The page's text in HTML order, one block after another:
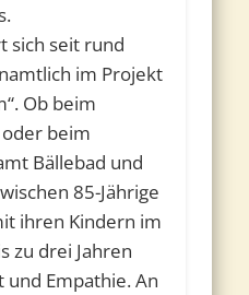
sich seit rund
im Projekt
Ob beim
beim
Bällebad und
85-Jährige
ihren Kindern im
zu drei Jahren
Empathie. An